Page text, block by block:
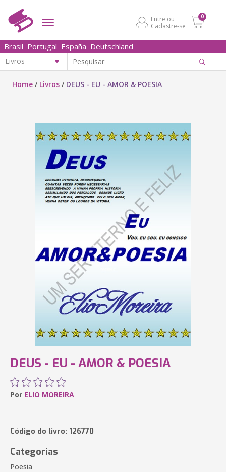
Entre ou
Cadastre-se
0
Brasil Portugal España Deutschland
Home / Livros / DEUS - EU - AMOR & POESIA
DEUS - EU - AMOR & POESIA
Por ELIO MOREIRA
Código do livro: 126770
Categorias
Poesia